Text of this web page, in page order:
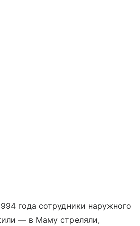
года сотрудники наружного
— в Маму стреляли,